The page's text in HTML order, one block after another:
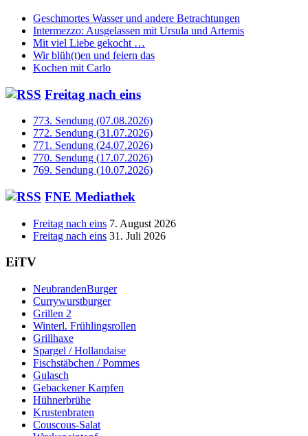
Geschmortes Wasser und andere Betrachtungen
Intermezzo: Ausgelassen mit Ursula und Artemis
Mit viel Liebe gekocht …
Wir blüh(t)en und feiern das
Kochen mit Carlo
Freitag nach eins
773. Sendung (07.08.2026)
772. Sendung (31.07.2026)
771. Sendung (24.07.2026)
770. Sendung (17.07.2026)
769. Sendung (10.07.2026)
FNE Mediathek
Freitag nach eins 7. August 2026
Freitag nach eins 31. Juli 2026
EiTV
NeubrandenBurger
Currywurstburger
Grillen 2
Winterl. Frühlingsrollen
Grillhaxe
Spargel / Hollandaise
Fischstäbchen / Pommes
Gulasch
Gebackener Karpfen
Hühnerbrühe
Krustenbraten
Couscous-Salat